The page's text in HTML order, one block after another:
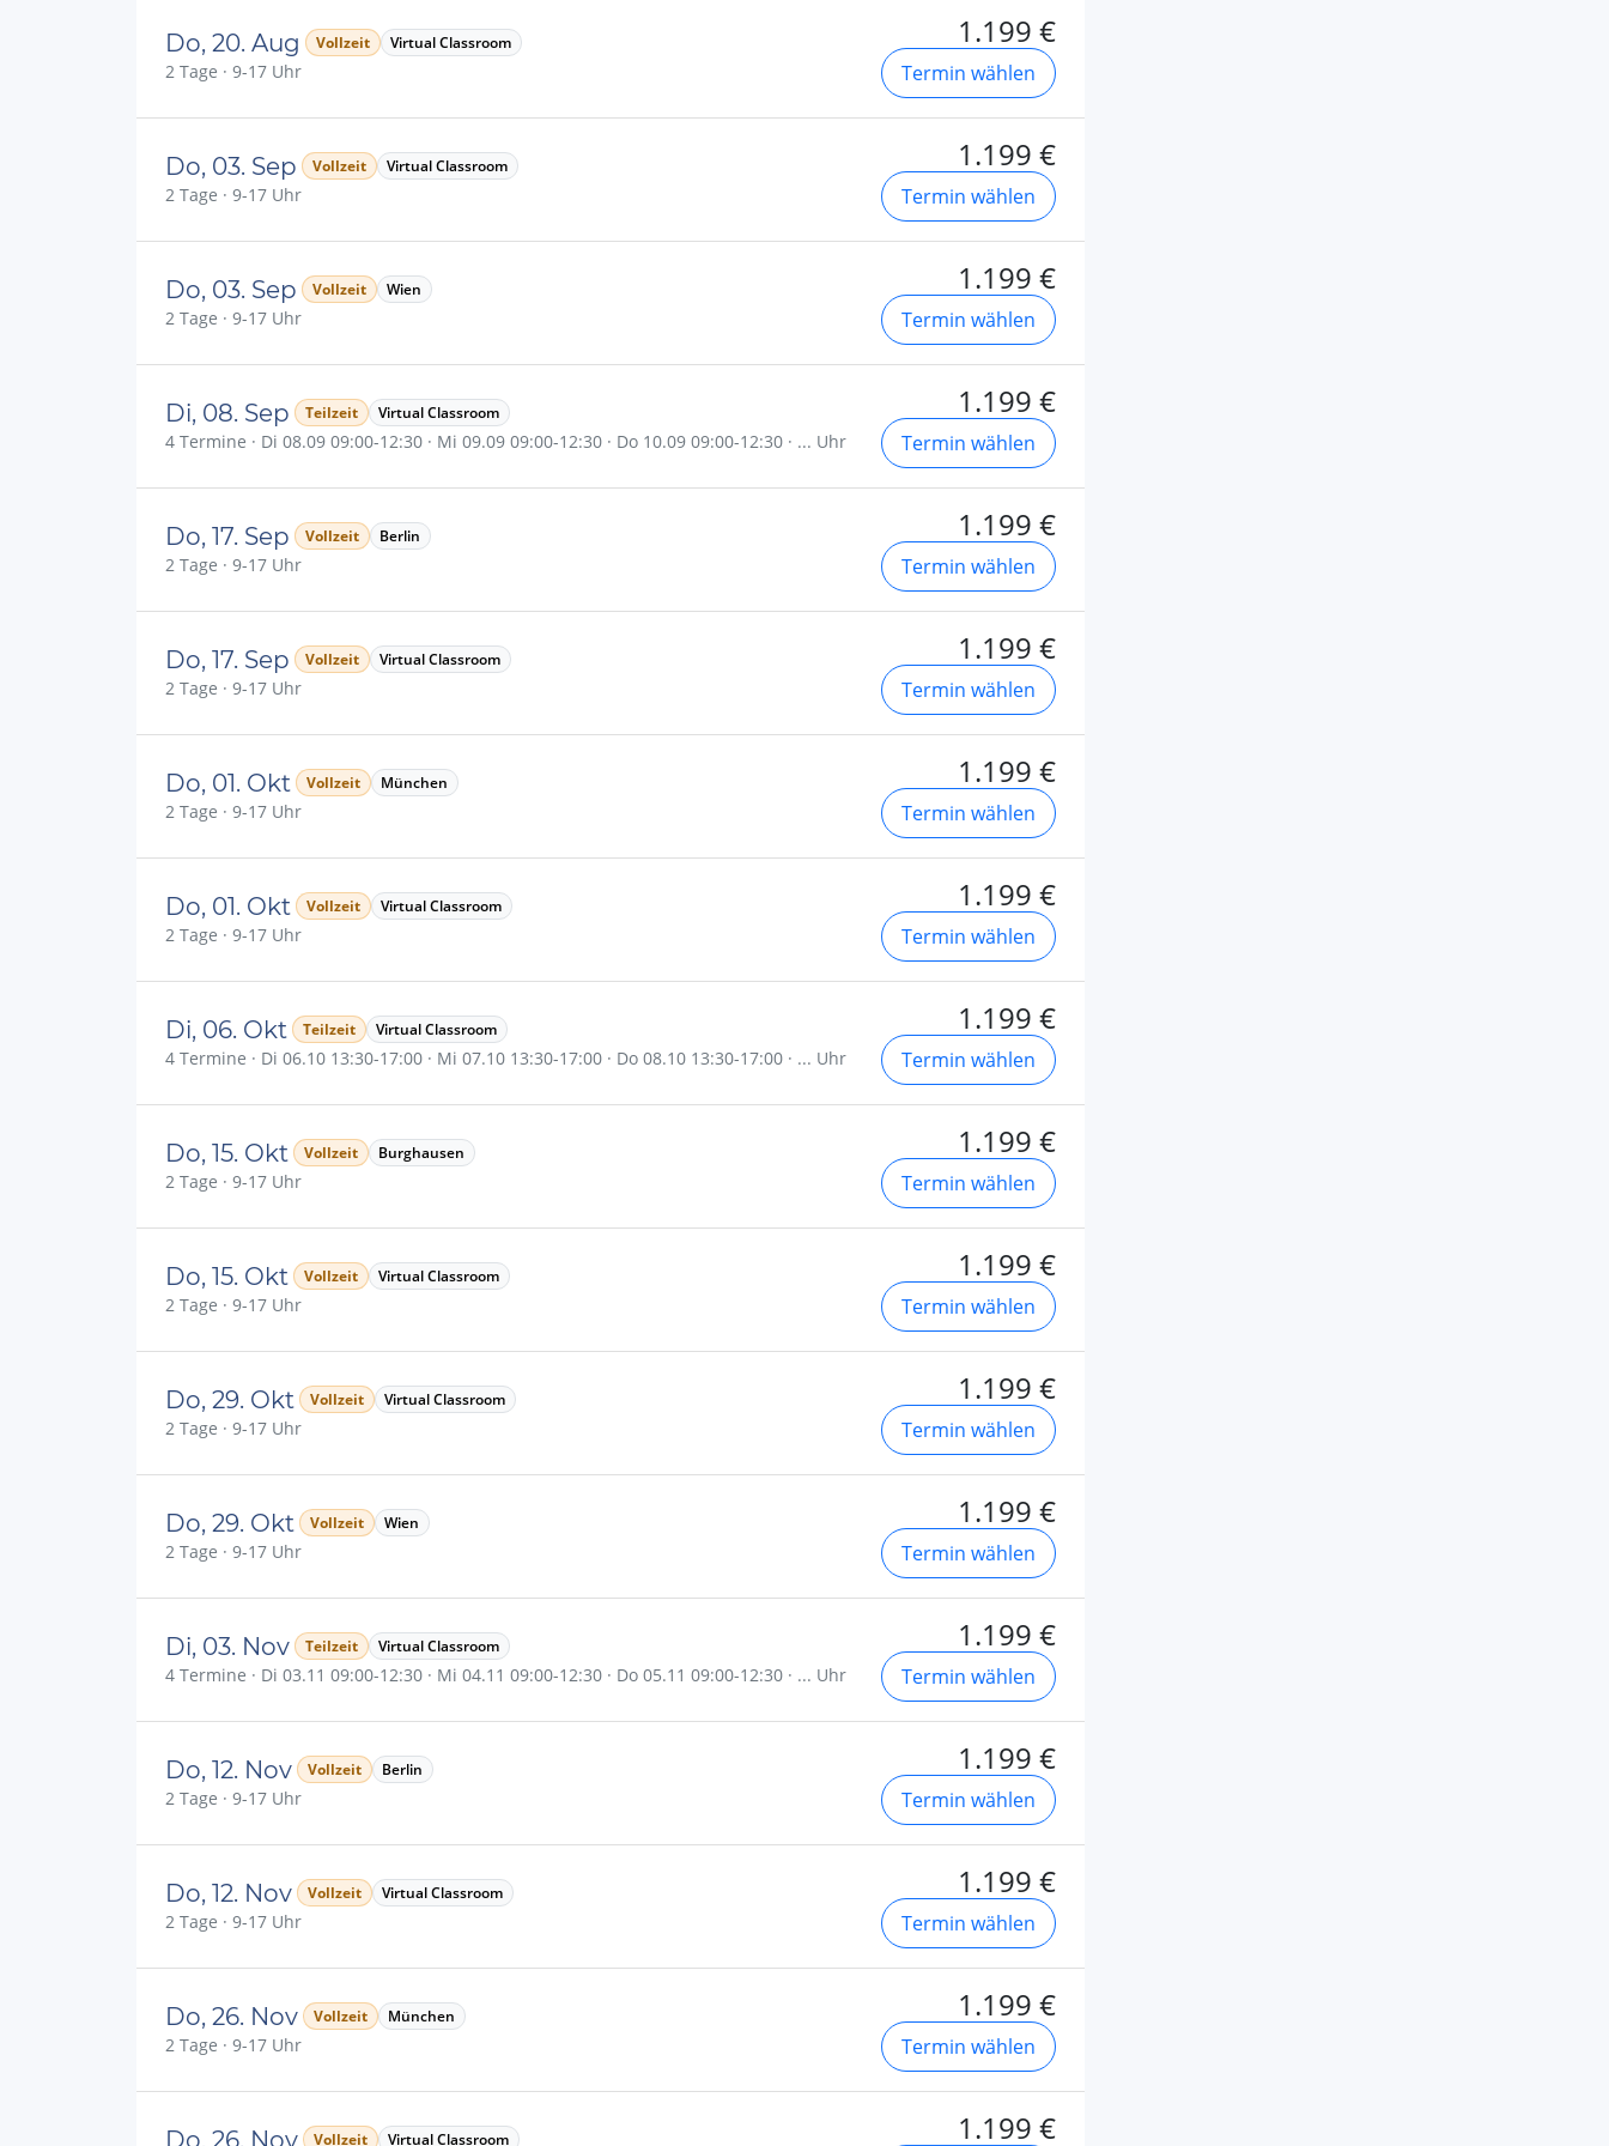
Do, 20. Aug Vollzeit Virtual Classroom
2 Tage · 9-17 Uhr
1.199 €
Termin wählen
Do, 03. Sep Vollzeit Virtual Classroom
2 Tage · 9-17 Uhr
1.199 €
Termin wählen
Do, 03. Sep Vollzeit Wien
2 Tage · 9-17 Uhr
1.199 €
Termin wählen
Di, 08. Sep Teilzeit Virtual Classroom
4 Termine · Di 08.09 09:00-12:30 · Mi 09.09 09:00-12:30 · Do 10.09 09:00-12:30 · ... Uhr
1.199 €
Termin wählen
Do, 17. Sep Vollzeit Berlin
2 Tage · 9-17 Uhr
1.199 €
Termin wählen
Do, 17. Sep Vollzeit Virtual Classroom
2 Tage · 9-17 Uhr
1.199 €
Termin wählen
Do, 01. Okt Vollzeit München
2 Tage · 9-17 Uhr
1.199 €
Termin wählen
Do, 01. Okt Vollzeit Virtual Classroom
2 Tage · 9-17 Uhr
1.199 €
Termin wählen
Di, 06. Okt Teilzeit Virtual Classroom
4 Termine · Di 06.10 13:30-17:00 · Mi 07.10 13:30-17:00 · Do 08.10 13:30-17:00 · ... Uhr
1.199 €
Termin wählen
Do, 15. Okt Vollzeit Burghausen
2 Tage · 9-17 Uhr
1.199 €
Termin wählen
Do, 15. Okt Vollzeit Virtual Classroom
2 Tage · 9-17 Uhr
1.199 €
Termin wählen
Do, 29. Okt Vollzeit Virtual Classroom
2 Tage · 9-17 Uhr
1.199 €
Termin wählen
Do, 29. Okt Vollzeit Wien
2 Tage · 9-17 Uhr
1.199 €
Termin wählen
Di, 03. Nov Teilzeit Virtual Classroom
4 Termine · Di 03.11 09:00-12:30 · Mi 04.11 09:00-12:30 · Do 05.11 09:00-12:30 · ... Uhr
1.199 €
Termin wählen
Do, 12. Nov Vollzeit Berlin
2 Tage · 9-17 Uhr
1.199 €
Termin wählen
Do, 12. Nov Vollzeit Virtual Classroom
2 Tage · 9-17 Uhr
1.199 €
Termin wählen
Do, 26. Nov Vollzeit München
2 Tage · 9-17 Uhr
1.199 €
Termin wählen
Do, 26. Nov Vollzeit Virtual Classroom 1.199 €